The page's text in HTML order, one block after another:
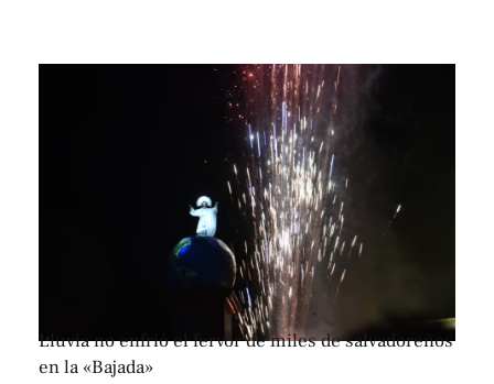
Lluvia no enfrió el fervor de miles de salvadoreños
en la «Bajada»